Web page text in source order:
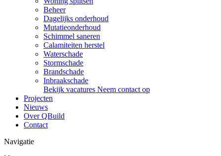
Beheer
Dagelijks onderhoud
Mutatieonderhoud
Schimmel saneren
Calamiteiten herstel
Waterschade
Stormschade
Brandschade
Inbraakschade
Bekijk vacatures Neem contact op
Projecten
Nieuws
Over QBuild
Contact
Navigatie